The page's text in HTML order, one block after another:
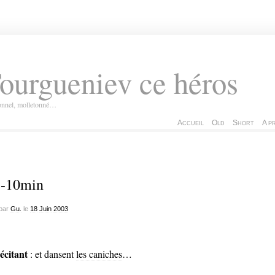
ce héros
molletonné…
Accueil Old Short A
10min
Gu. le 18 Juin 2003
: et dansentles caniches…